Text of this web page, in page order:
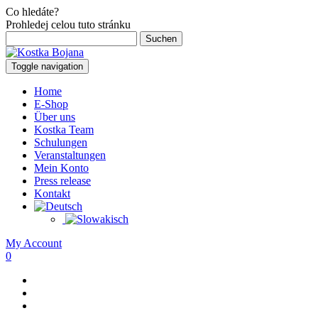
Co hledáte?
Prohledej celou tuto stránku
nach:
Toggle navigation
Home
E-Shop
Über uns
Kostka Team
Schulungen
Veranstaltungen
Mein Konto
Press release
Kontakt
My Account
0